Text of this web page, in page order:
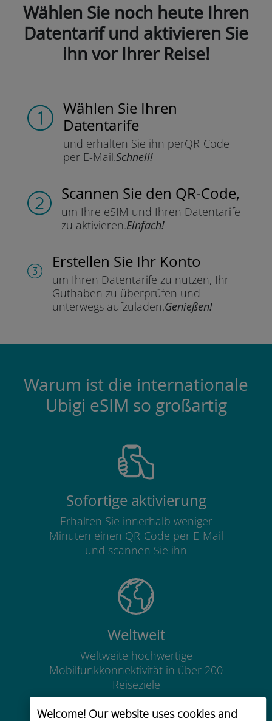
Welcome! Our website uses cookies and
Wählen Sie noch heute Ihren
Datentarif und aktivieren Sie
ihn vor Ihrer Reise!
Wählen Sie Ihren
Datentarife
und erhalten Sie ihn perQR-Code
per E-Mail.Schnell!
Scannen Sie den QR-Code,
um Ihre eSIM und Ihren Datentarife
zu aktivieren.Einfach!
Erstellen Sie Ihr Konto
um Ihren Datentarife zu nutzen, Ihr
Guthaben zu überprüfen und
unterwegs aufzuladen.Genießen!
Warum ist die internationale
Ubigi eSIM so großartig
Sofortige aktivierung
Erhalten Sie innerhalb weniger
Minuten einen QR-Code per E-Mail
und scannen Sie ihn
Weltweit
Weltweite hochwertige
Mobilfunkkonnektivität in über 200
Reiseziele